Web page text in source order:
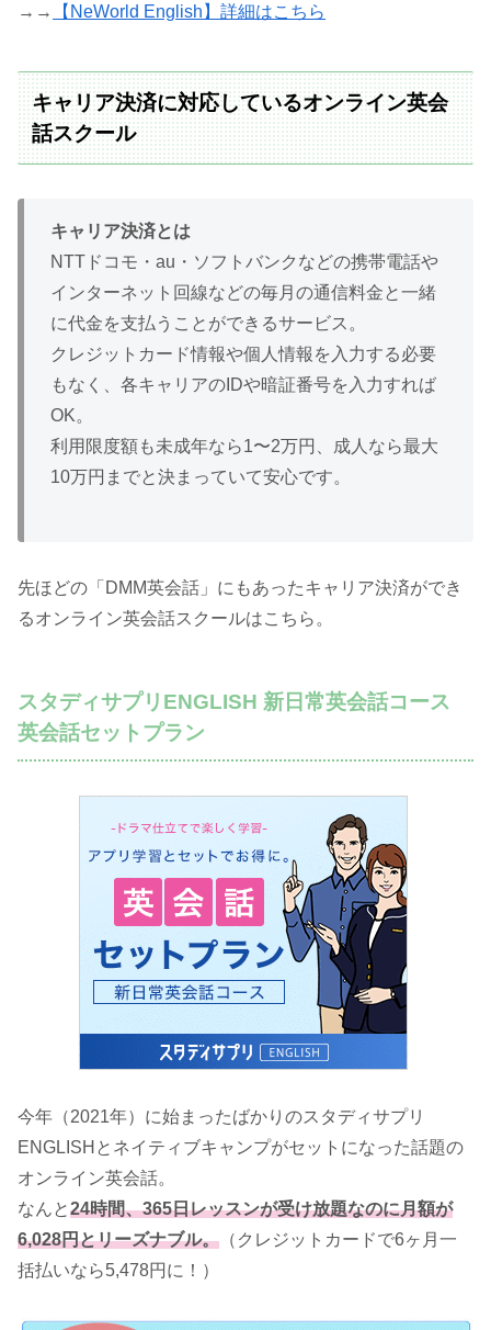
→→ 【NeWorld English】詳細はこちら
キャリア決済に対応しているオンライン英会
話スクール
キャリア決済とは
NTTドコモ・au・ソフトバンクなどの携帯電話や
インターネット回線などの毎月の通信料金と一緒
に代金を支払うことができるサービス。
クレジットカード情報や個人情報を入力する必要
もなく、各キャリアのIDや暗証番号を入力すれば
OK。
利用限度額も未成年なら1〜2万円、成人なら最大
10万円までと決まっていて安心です。
先ほどの「DMM英会話」にもあったキャリア決済ができ
るオンライン英会話スクールはこちら。
スタディサプリENGLISH 新日常英会話コース
英会話セットプラン
今年（2021年）に始まったばかりのスタディサプリ
ENGLISHとネイティブキャンプがセットになった話題の
オンライン英会話。
なんと24時間、365日レッスンが受け放題なのに月額が
6,028円とリーズナブル。 （クレジットカードで6ヶ月一
括払いなら5,478円に！）